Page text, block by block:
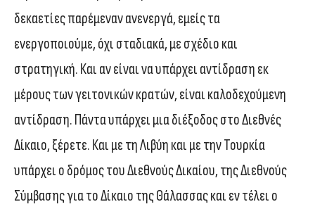
δεκαετίες παρέμεναν ανενεργά, εμείς τα
ενεργοποιούμε, όχι σταδιακά, με σχέδιο και
στρατηγική. Και αν είναι να υπάρχει αντίδραση εκ
μέρους των γειτονικών κρατών, είναι καλοδεχούμενη
αντίδραση. Πάντα υπάρχει μια διέξοδος στο Διεθνές
Δίκαιο, ξέρετε. Και με τη Λιβύη και με την Τουρκία
υπάρχει ο δρόμος του Διεθνούς Δικαίου, της Διεθνούς
Σύμβασης για το Δίκαιο της Θάλασσας και εν τέλει ο